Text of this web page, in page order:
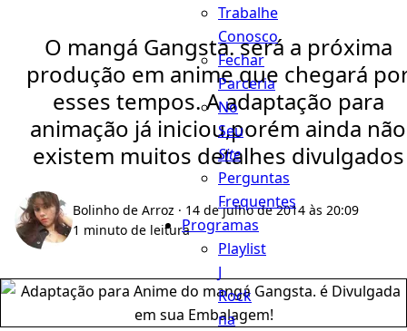
Trabalhe
Conosco
Fechar
Parceria
No
Seu
Site
Perguntas
Frequentes
Programas
Playlist
J
Rock
na
O mangá Gangsta. será a próxima
produção em anime que chegará
esses tempos. A adaptação para
animação já iniciou,porém ainda não
existem muitos detalhes divulgados
Bolinho de Arroz · 14 de julho de 2014 às 20:09
1 minuto de leitura